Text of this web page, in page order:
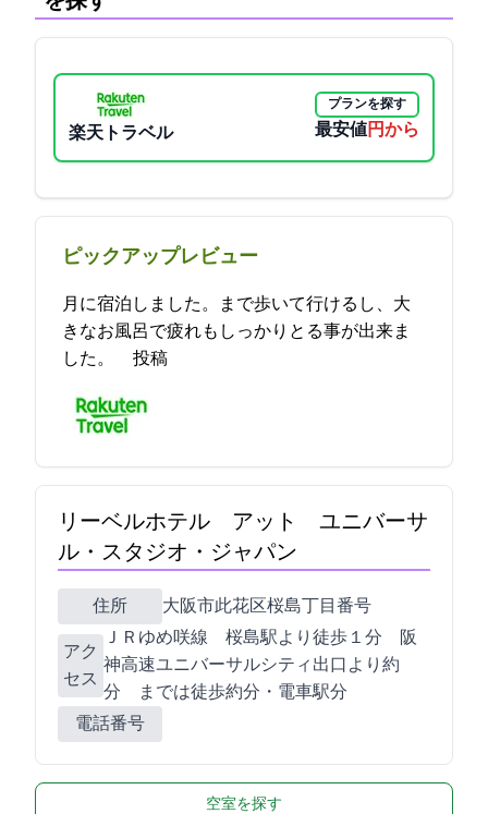
楽天トラベル
プランを探す
最安値5000円から
ピックアップレビュー
4月に宿泊しました。USJまで歩いて行けるし、大
きなお風呂で疲れもしっかりとる事が出来ま
した。 2023-04-29 21:58:26投稿
リーベルホテル アット ユニバーサ
ル・スタジオ・ジャパン
住所 大阪市此花区桜島1丁目1番35号
アク
セス
ＪＲゆめ咲線 桜島駅より徒歩１分 阪
神高速ユニバーサルシティ出口より約5
分 USJまでは徒歩約13分・電車1駅1分
電話番号
空室を探す